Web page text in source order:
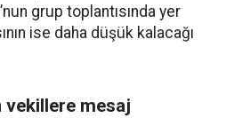
grup toplantısında yer
ise daha düşük kalacağı
vekillere mesaj